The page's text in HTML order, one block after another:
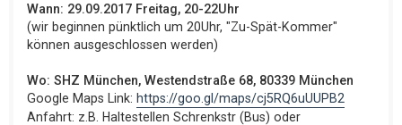
Wann: 29.09.2017 Freitag, 20-22Uhr
(wir beginnen pünktlich um 20Uhr, "Zu-Spät-Kommer"
können ausgeschlossen werden)
Wo: SHZ München, Westendstraße 68, 80339 München
Google Maps Link: https://goo.gl/maps/cj5RQ6uUUPB2
Anfahrt: z.B. Haltestellen Schrenkstr (Bus) oder